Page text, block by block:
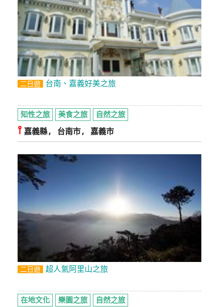
二日遊 台南、嘉義好美之旅
知性之旅 美食之旅 自然之旅
⫯ 嘉義縣, 台南市, 嘉義市
二日遊 超人氣阿里山之旅
在地文化 樂園之旅 自然之旅